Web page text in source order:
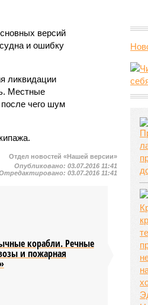
версий
и ошибку
ликвидации
Местные
чего шум
Отдел новостей «Нашей версии»
Опубликовано:03.07.2016 11:41
03.07.2016 11:41
корабли. Речные
и пожарная